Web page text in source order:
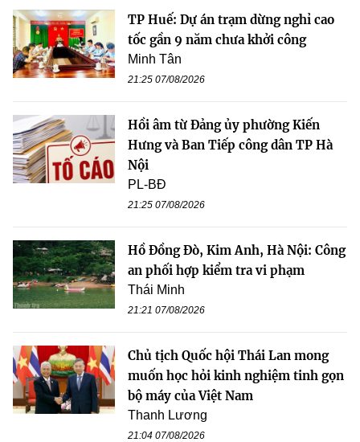
TP Huế: Dự án trạm dừng nghỉ cao
tốc gần 9 năm chưa khởi công
Minh Tân
21:25 07/08/2026
Hồi âm từ Đảng ủy phường Kiến
Hưng và Ban Tiếp công dân TP Hà
Nội
PL-BĐ
21:25 07/08/2026
Hồ Đồng Đò, Kim Anh, Hà Nội: Công
an phối hợp kiểm tra vi phạm
Thái Minh
21:21 07/08/2026
Chủ tịch Quốc hội Thái Lan mong
muốn học hỏi kinh nghiệm tinh gọn
bộ máy của Việt Nam
Thanh Lương
21:04 07/08/2026